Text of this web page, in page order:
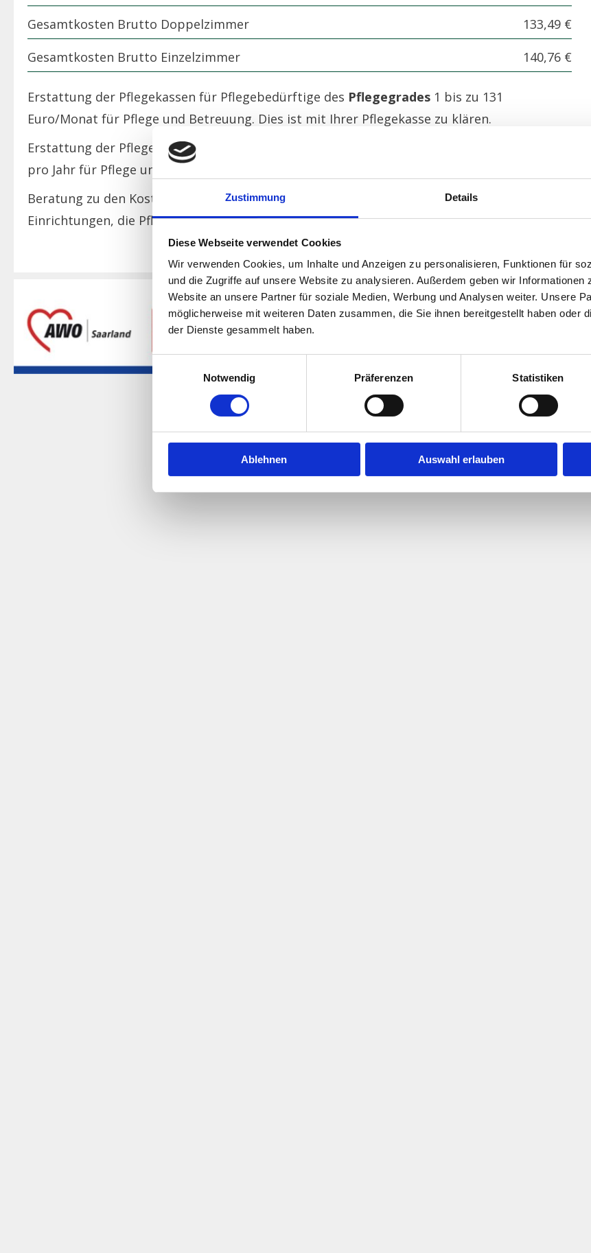
Zustimmung Details
Diese Webseite verwendet Cookies
Wir verwenden Cookies, um Inhalte und Anzeigen zu personalisieren, Funktionen für
und die Zugriffe auf unsere Website zu analysieren. Außerdem geben wir Informationen
Website an unsere Partner für soziale Medien, Werbung und Analysen weiter. Unsere
möglicherweise mit weiteren Daten zusammen, die Sie ihnen bereitgestellt haben oder
der Dienste gesammelt haben.
Notwendig
Präferenzen Statistiken
Ablehnen Auswahl erlauben
Gesamtkosten Brutto Doppelzimmer
133,49 €
Gesamtkosten Brutto Einzelzimmer
140,76 €
Erstattung der Pflegekassen für Pflegebedürftige des Pflegegrades 1 bis zu 131
Euro/Monat für Pflege und Betreuung. Dies ist mit Ihrer Pflegekasse zu klären.
Erstattung der Pflegekassen für Pflegebedürftige der
pro Jahr für Pflege und Betreuung. Dies ist mit Ihrer Pflegekasse zu klären.
Beratung zu den Kosten / Kostenerstattung geben Ihnen auch gerne die teilnehmenden
Einrichtungen, die Pflegestützpunkte oder Ihre Pflegekasse.
Saarländische Pflegegesellschaft e.V. | |